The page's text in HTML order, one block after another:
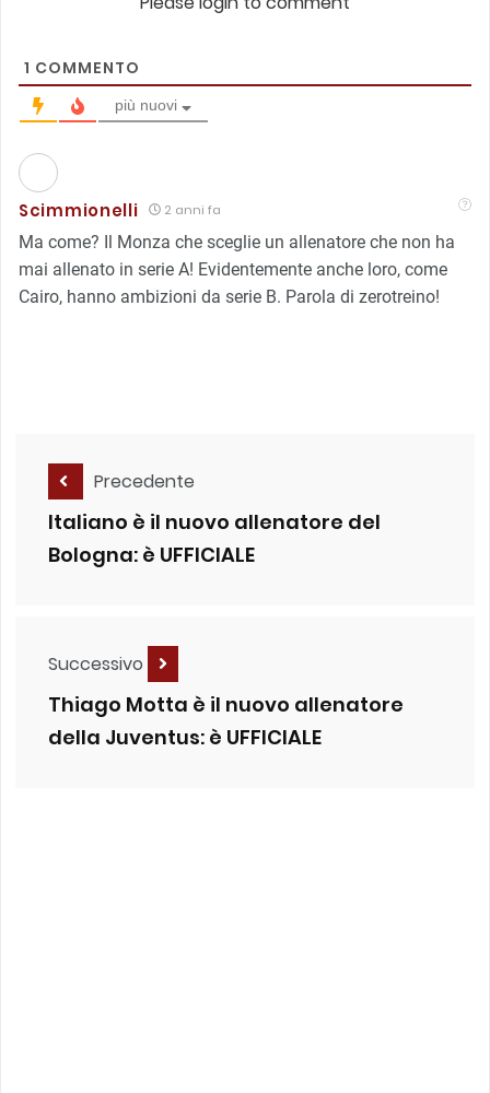
1 COMMENTO
più nuovi
Scimmionelli 2 anni fa
Ma come? Il Monza che sceglie un allenatore che non ha
mai allenato in serie A! Evidentemente anche loro, come
Cairo, hanno ambizioni da serie B. Parola di zerotreino!
Precedente
Italiano è il nuovo allenatore del
Bologna: è UFFICIALE
Successivo
Thiago Motta è il nuovo allenatore
della Juventus: è UFFICIALE